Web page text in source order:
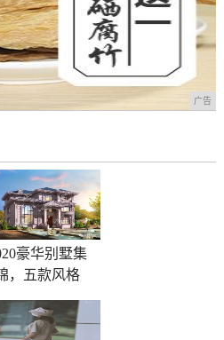
广告
豪华别墅集
，五款风格